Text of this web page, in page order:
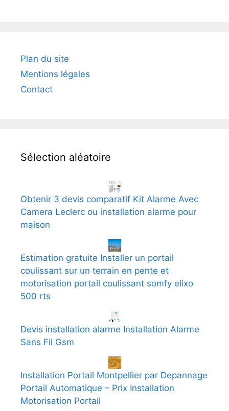
Plan du site
Mentions légales
Contact
Sélection aléatoire
Obtenir 3 devis comparatif Kit Alarme Avec
Camera Leclerc ou installation alarme pour
maison
Estimation gratuite Installer un portail
coulissant sur un terrain en pente et
motorisation portail coulissant somfy elixo
500 rts
Devis installation alarme Installation Alarme
Sans Fil Gsm
Installation Portail Montpellier par Depannage
Portail Automatique – Prix Installation
Motorisation Portail